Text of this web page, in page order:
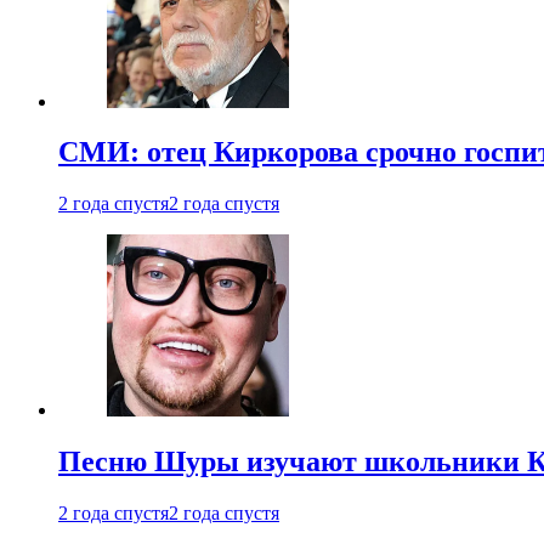
СМИ: отец Киркорова срочно
2 года спустя2 года спустя
Песню Шуры изучают школьники
2 года спустя2 года спустя